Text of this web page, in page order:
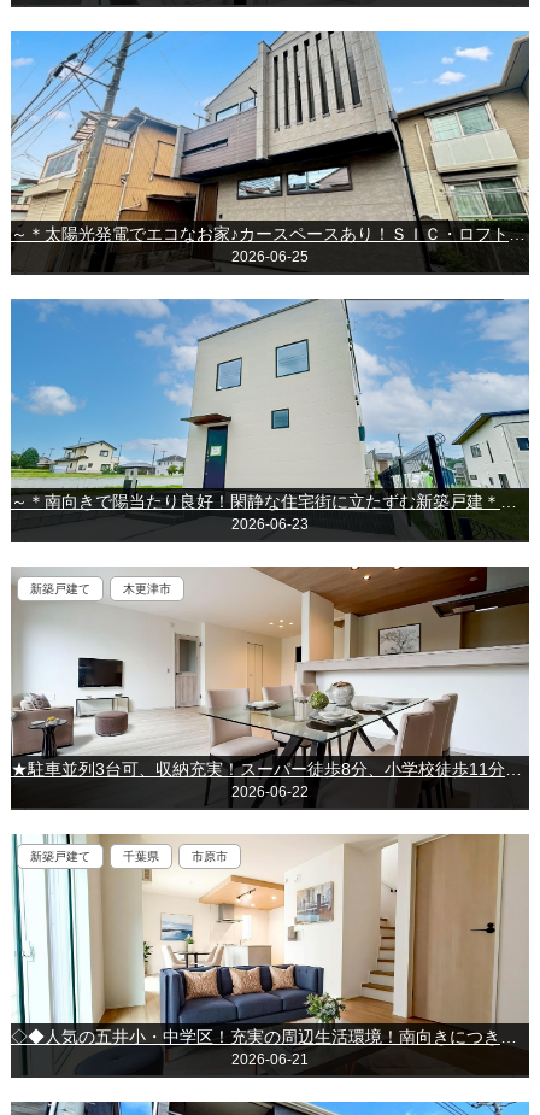
～＊太陽光発電でエコなお家♪カースペースあり！ＳＩＣ・ロフト付きの新築戸建＊～市川市八幡５丁目
2026-06-25
2026-06-23
新築戸建て 木更津市
★駐車並列3台可、収納充実！スーパー徒歩8分、小学校徒歩11分の生活便利な立地★～木更津市羽鳥野～
2026-06-22
新築戸建て 千葉県 市原市
2026-06-21